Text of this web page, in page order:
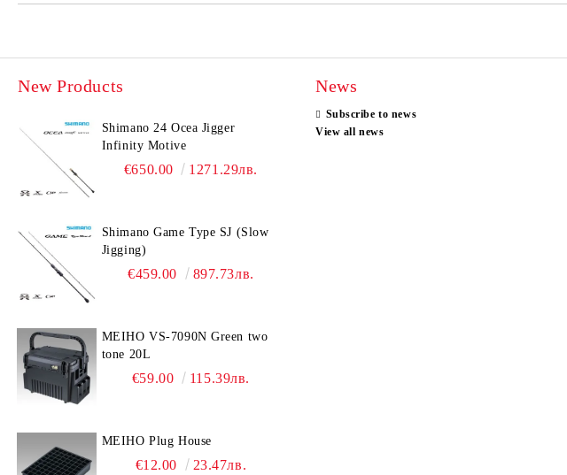
New Products
Shimano 24 Ocea Jigger
Infinity Motive
€650.00 1271.29лв.
Shimano Game Type SJ (Slow
Jigging)
€459.00 897.73лв.
MEIHO VS-7090N Green two
tone 20L
€59.00 115.39лв.
MEIHO Plug House
€12.00 23.47лв.
News
Subscribe to news
View all news